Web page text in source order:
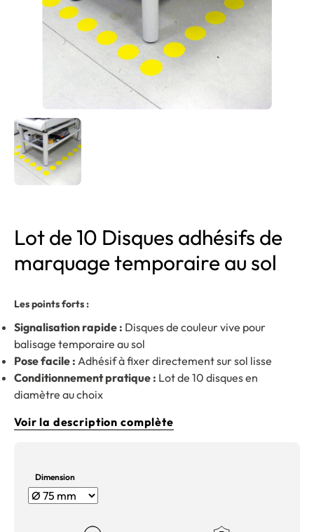
Lot de 10 Disques adhésifs de
marquage temporaire au sol
Les points forts :
Signalisation rapide : Disques de couleur vive pour
balisage temporaire au sol
Pose facile : Adhésif à fixer directement sur sol lisse
Conditionnement pratique : Lot de 10 disques en
diamètre au choix
Voir la description complète
Dimension